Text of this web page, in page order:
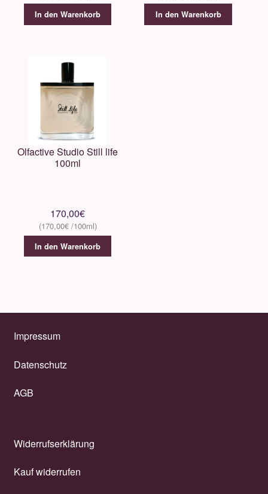
In den Warenkorb In den Warenkorb
Olfactive Studio Still life
100ml
170,00€
170,00€
In den Warenkorb
Impressum
Datenschutz
AGB
Widerrufserklärung
Kauf widerrufen